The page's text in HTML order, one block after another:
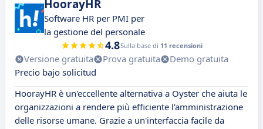
HoorayHR
Software HR per PMI per
la gestione del personale
4.8Sulla base di 11 recensioni
Versione gratuita Prova gratuita
Demo gratuita
Precio bajo solicitud
HoorayHR è un'eccellente alternativa a Oyster che aiuta le
organizzazioni a rendere più efficiente l'amministrazione
delle risorse umane. Grazie a un'interfaccia facile da